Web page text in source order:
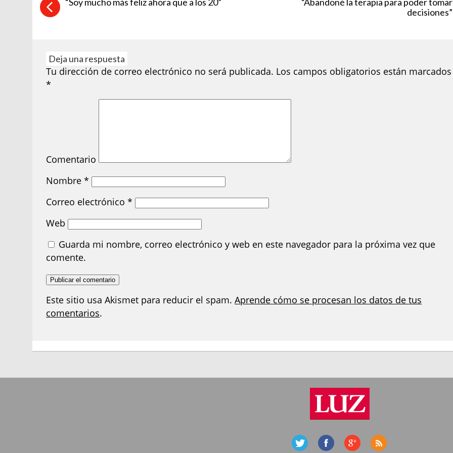
decisiones”
Deja una respuesta
Tu dirección de correo electrónico no será publicada. Los campos obligatorios están
*
Comentario
Nombre*
Correo electrónico*
Web
Guarda mi nombre, correo electrónico y web en este navegador para la próxima vez que
comente.
Este sitio usa Akismet para reducir el spam.Aprende cómo se procesan los datos de tus
comentarios.